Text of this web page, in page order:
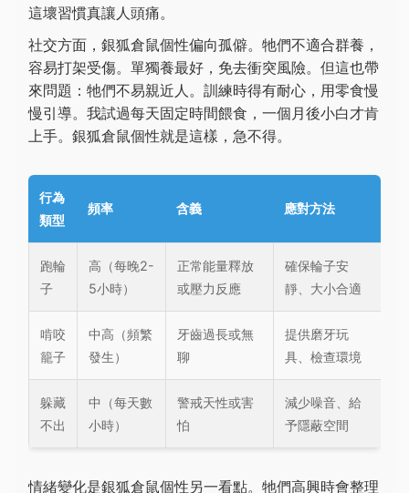
這壞習慣真讓人頭痛。
社交方面，銀狐倉鼠個性偏向孤僻。牠們不適合群養，
容易打架受傷。單獨養最好，免去衝突風險。但這也帶
來問題：牠們不易親近人。訓練時得有耐心，用零食慢
慢引導。我試過每天固定時間餵食，一個月後小白才肯
上手。銀狐倉鼠個性就是這樣，急不得。
行為
類型
頻率 含義 應對方法
跑輪
子
高（每晚2-
5小時）
正常能量釋放
或壓力反應
確保輪子安
靜、大小合適
啃咬
籠子
中高（頻繁
發生）
牙齒過長或無
聊
提供磨牙玩
具、檢查環境
躲藏
不出
中（每天數
小時）
警戒天性或害
怕
減少噪音、給
予隱蔽空間
情緒變化是銀狐倉鼠個性另一看點。牠們高興時會整理